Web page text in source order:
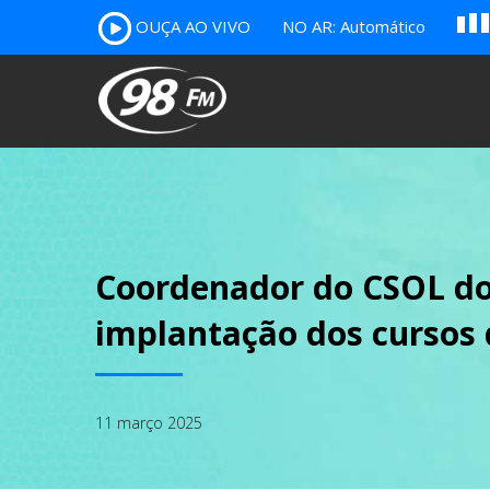
OUÇA AO VIVO NO AR: Automático B c
Coordenador do CSOL
implantação dos
11 março 2025